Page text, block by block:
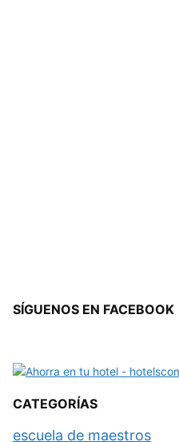
SÍGUENOS EN FACEBOOK
CATEGORÍAS
escuela de maestros